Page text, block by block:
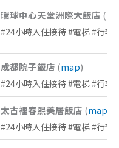
環球中心天堂洲際大飯店 (
#24小時入住接待 #電梯 #行李
成都院子飯店 (map)
#24小時入住接待 #電梯 #行李
太古裡春熙美居飯店 (map
#24小時入住接待 #電梯 #行李